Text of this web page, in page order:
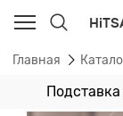
Главная